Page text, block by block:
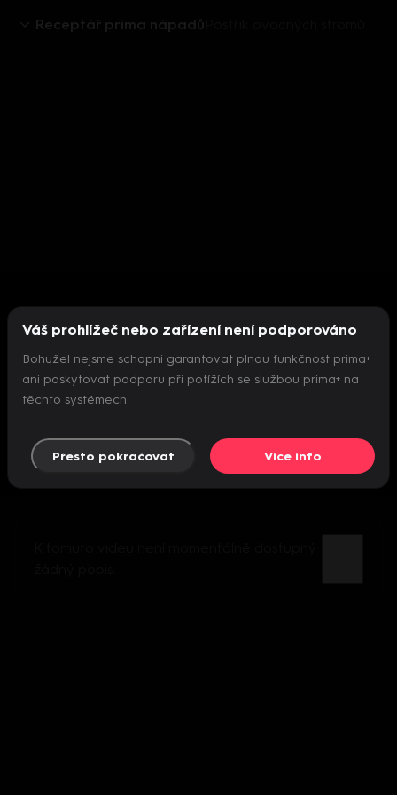
Receptář prima nápadů
Nepodařilo se inicializovat přehrávač
Váš prohlížeč nebo zařízení není podporováno
Bohužel nejsme schopni garantovat plnou funkčnost prima+
ani poskytovat podporu při potížích se službou prima+ na
těchto systémech.
Přesto pokračovat Více info